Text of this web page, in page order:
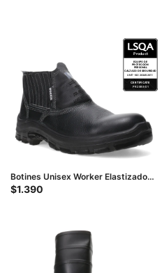
Botines Unisex Worker Elastizado
Puntera Composite - Negro
$1.390